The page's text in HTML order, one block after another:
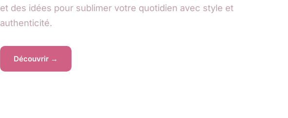
et des idées pour sublimer votre quotidien avec style et
authenticité.
Découvrir →